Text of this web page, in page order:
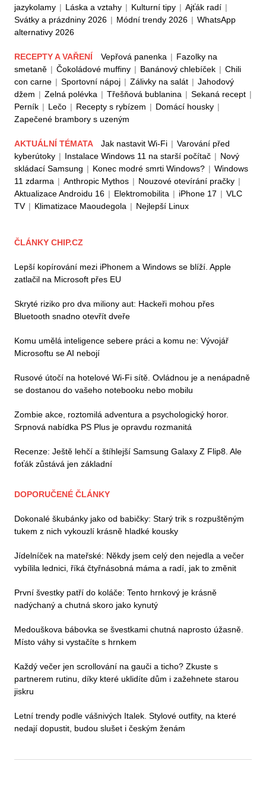
jazykolamy | Láska a vztahy | Kulturní tipy | Ajťák radí |
Svátky a prázdniny 2026 | Módní trendy 2026 | WhatsApp
alternativy 2026
RECEPTY A VAŘENÍ Vepřová panenka | Fazolky na
smetaně | Čokoládové muffiny | Banánový chlebíček | Chili
con carne | Sportovní nápoj | Zálivky na salát | Jahodový
džem | Zelná polévka | Třešňová bublanina | Sekaná recept |
Perník | Lečo | Recepty s rybízem | Domácí housky |
Zapečené brambory s uzeným
AKTUÁLNÍ TÉMATA Jak nastavit Wi-Fi | Varování před
kyberútoky | Instalace Windows 11 na starší počítač | Nový
skládací Samsung | Konec modré smrti Windows? | Windows
11 zdarma | Anthropic Mythos | Nouzové otevírání pračky |
Aktualizace Androidu 16 | Elektromobilita | iPhone 17 | VLC
TV | Klimatizace Maoudegola | Nejlepší Linux
ČLÁNKY CHIP.CZ
Lepší kopírování mezi iPhonem a Windows se blíží. Apple
zatlačil na Microsoft přes EU
Skryté riziko pro dva miliony aut: Hackeři mohou přes
Bluetooth snadno otevřít dveře
Komu umělá inteligence sebere práci a komu ne: Vývojář
Microsoftu se AI nebojí
Rusové útočí na hotelové Wi-Fi sítě. Ovládnou je a nenápadně
se dostanou do vašeho notebooku nebo mobilu
Zombie akce, roztomilá adventura a psychologický horor.
Srpnová nabídka PS Plus je opravdu rozmanitá
Recenze: Ještě lehčí a štíhlejší Samsung Galaxy Z Flip8. Ale
foťák zůstává jen základní
DOPORUČENÉ ČLÁNKY
Dokonalé škubánky jako od babičky: Starý trik s rozpuštěným
tukem z nich vykouzlí krásně hladké kousky
Jídelníček na mateřské: Někdy jsem celý den nejedla a večer
vybílila lednici, říká čtyřnásobná máma a radí, jak to změnit
První švestky patří do koláče: Tento hrnkový je krásně
nadýchaný a chutná skoro jako kynutý
Medouškova bábovka se švestkami chutná naprosto úžasně.
Místo váhy si vystačíte s hrnkem
Každý večer jen scrollování na gauči a ticho? Zkuste s
partnerem rutinu, díky které uklidíte dům i zažehnete starou
jiskru
Letní trendy podle vášnivých Italek. Stylové outfity, na které
nedají dopustit, budou slušet i českým ženám